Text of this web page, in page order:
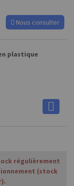
Nous consulter
plastique
régulièrement
(stock